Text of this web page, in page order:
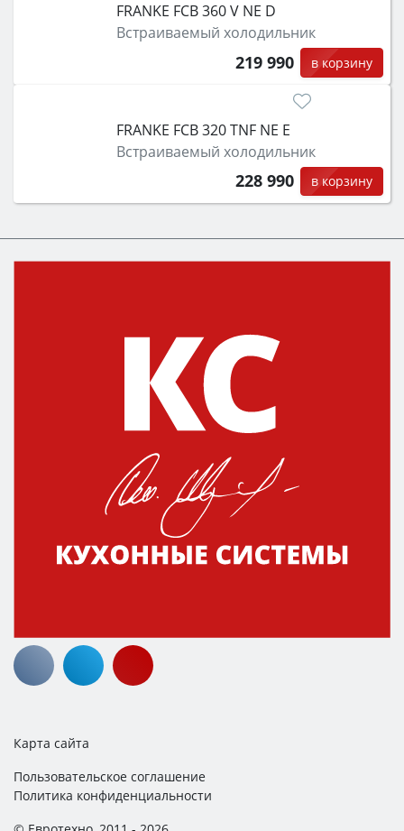
FRANKE FCB 360 V NE D
Встраиваемый холодильник
219 990 в корзину
FRANKE FCB 320 TNF NE E
Встраиваемый холодильник
228 990 в корзину
Карта сайта
Пользовательское соглашение
Политика конфиденциальности